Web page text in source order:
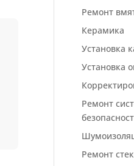
Ремонт
Керамика
Установка
Установка
Ремонт
Ремонт